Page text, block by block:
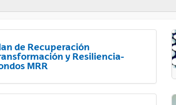
de Recuperación
y Resiliencia-
MRR